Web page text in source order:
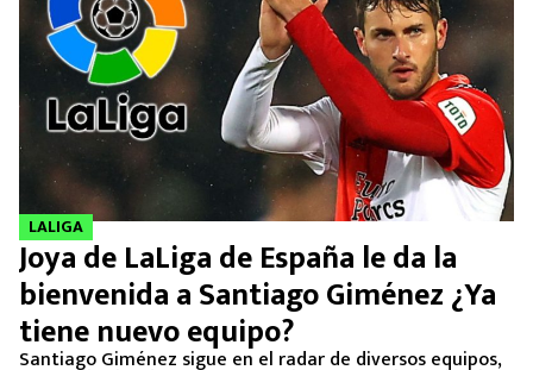
LALIGA
Joya de LaLiga de España le da la
bienvenida a Santiago Giménez ¿Ya
tiene nuevo equipo?
Santiago Giménez sigue en el radar de diversos equipos,